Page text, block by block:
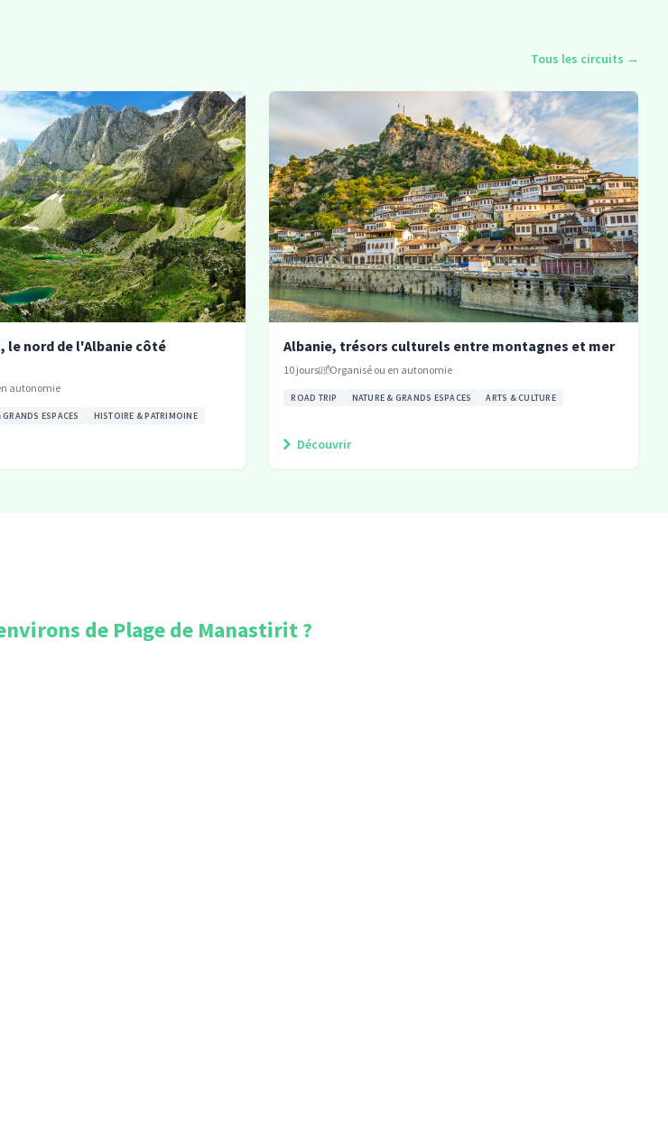
Tous les circuits →
le nord de l'Albanie côté
autonomie
GRANDS ESPACES HISTOIRE & PATRIMOINE
Albanie, trésors culturels entre montagnes et mer
10 jours Organisé ou en autonomie
ROAD TRIP NATURE & GRANDS ESPACES ARTS & CULTURE
Découvrir
de Plage de Manastirit?